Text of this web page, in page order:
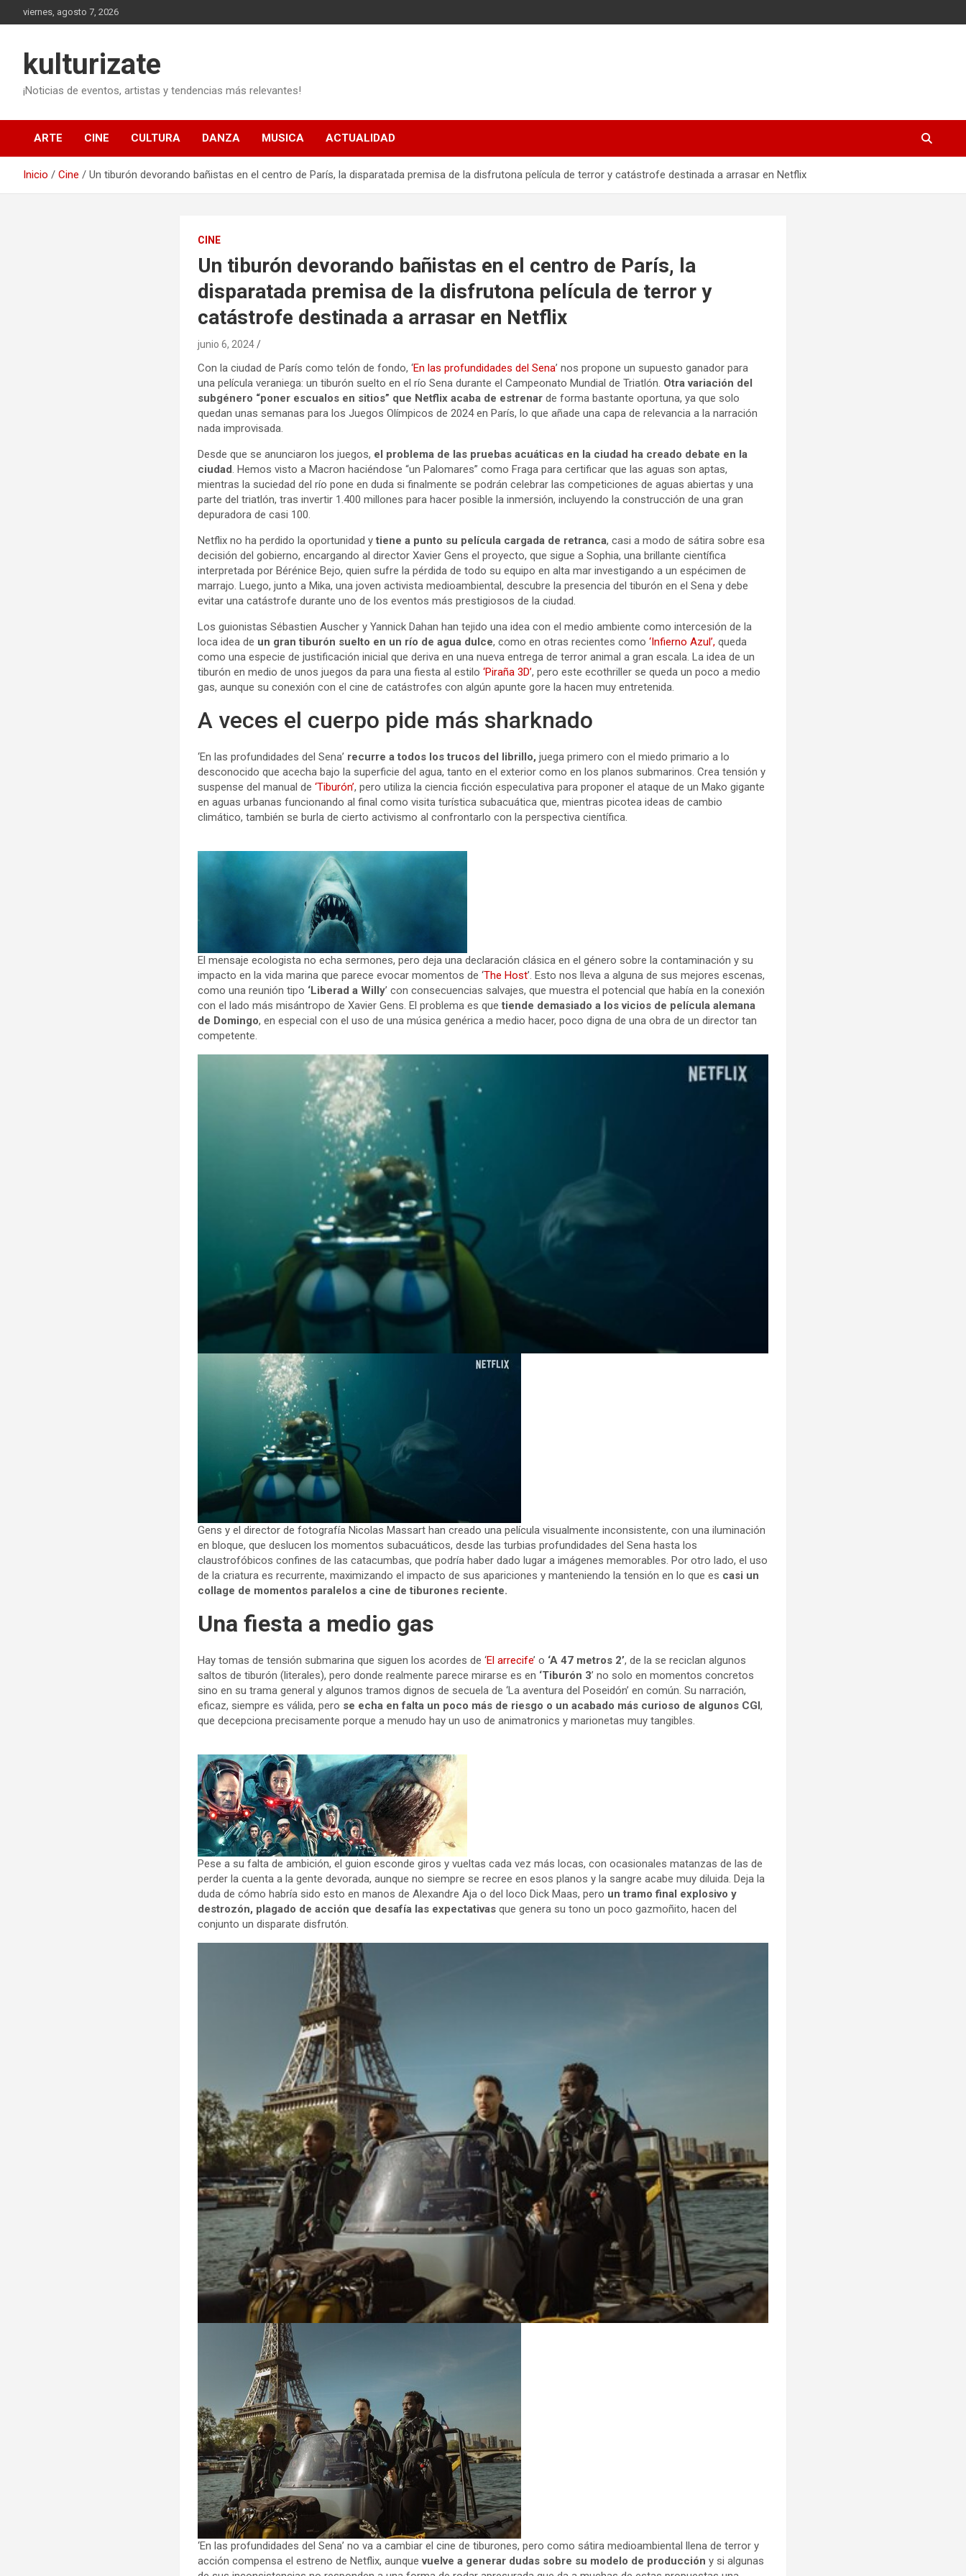
al
viernes, agosto 7, 2026
kulturizate
¡Noticias de eventos, artistas y tendencias más relevantes!
ARTE CINE CULTURA DANZA MUSICA ACTUALIDAD
Inicio Cine Un tiburón devorando bañistas en el centro de París, la disparatada premisa de la disfrutona película de terror y catástrofe destinada a arrasar en Netflix
CINE
Un tiburón devorando bañistas en el centro de París, la
disparatada premisa de la disfrutona película de terror y
catástrofe destinada a arrasar en Netflix
junio 6, 2024
Con la ciudad de París como telón de fondo, ‘En las profundidades del Sena’ nos propone un supuesto ganador para
una película veraniega: un tiburón suelto en el río Sena durante el Campeonato Mundial de Triatlón. Otra variación del
subgénero “poner escualos en sitios” que Netflix acaba de estrenar de forma bastante oportuna, ya que solo
quedan unas semanas para los Juegos Olímpicos de 2024 en París, lo que añade una capa de relevancia a la narración
nada improvisada.
Desde que se anunciaron los juegos, el problema de las pruebas acuáticas en la ciudad ha creado debate en la
ciudad. Hemos visto a Macron haciéndose “un Palomares” como Fraga para certificar que las aguas son aptas,
mientras la suciedad del río pone en duda si finalmente se podrán celebrar las competiciones de aguas abiertas y una
parte del triatlón, tras invertir 1.400 millones para hacer posible la inmersión, incluyendo la construcción de una gran
depuradora de casi 100.
Netflix no ha perdido la oportunidad ytiene a punto su película cargada de retranca, casi a modo de sátira sobre esa
decisión del gobierno, encargando al director Xavier Gens el proyecto, que sigue a Sophia, una brillante científica
interpretada por Bérénice Bejo, quien sufre la pérdida de todo su equipo en alta mar investigando a un espécimen de
marrajo. Luego, junto a Mika, una joven activista medioambiental, descubre la presencia del tiburón en el Sena y debe
evitar una catástrofe durante uno de los eventos más prestigiosos de la ciudad.
Los guionistas Sébastien Auscher y Yannick Dahan han tejido una idea con el medio ambiente como intercesión de la
loca idea de un gran tiburón suelto en un río de agua dulce, como en otras recientes como ‘Infierno Azul’, queda
como una especie de justificación inicial que deriva en una nueva entrega de terror animal a gran escala. La idea de un
tiburón en medio de unos juegos da para una fiesta al estilo‘Piraña 3D’, pero este ecothriller se queda un poco a medio
gas, aunque su conexión con el cine de catástrofes con algún apunte gore la hacen muy entretenida.
A veces el cuerpo pide más sharknado
‘En las profundidades del Sena’ recurre a todos los trucos del librillo, juega primero con el miedo primario a lo
desconocido que acecha bajo la superficie del agua, tanto en el exterior como en los planos submarinos. Crea tensión y
suspense del manual de‘Tiburón’, pero utiliza la ciencia ficción especulativa para proponer el ataque de un Mako gigante
en aguas urbanas funcionando al final como visita turística subacuática que, mientras picotea ideas de cambio
climático, también se burla de cierto activismo al confrontarlo con la perspectiva científica.
El mensaje ecologista no echa sermones, pero deja una declaración clásica en el género sobre la contaminación y su
impacto en la vida marina que parece evocar momentos de ‘The Host’. Esto nos lleva a alguna de sus mejores escenas,
como una reunión tipo ‘Liberad a Willy’ con consecuencias salvajes, que muestra el potencial que había en la conexión
con el lado más misántropo de Xavier Gens. El problema es quetiende demasiado a los vicios de película alemana
de Domingo, en especial con el uso de una música genérica a medio hacer, poco digna de una obra de un director tan
competente.
Gens y el director de fotografía Nicolas Massart han creado una película visualmente inconsistente, con una iluminación
en bloque, que deslucen los momentos subacuáticos, desde las turbias profundidades del Sena hasta los
claustrofóbicos confines de las catacumbas, que podría haber dado lugar a imágenes memorables. Por otro lado, el uso
de la criatura es recurrente, maximizando el impacto de sus apariciones y manteniendo la tensión en lo que es casi un
collage de momentos paralelos a cine de tiburones reciente.
Una fiesta a medio gas
Hay tomas de tensión submarina que siguen los acordes de ‘El arrecife’ o ‘A 47 metros 2’, de la se reciclan algunos
saltos de tiburón (literales), pero donde realmente parece mirarse es en ‘Tiburón 3’ no solo en momentos concretos
sino en su trama general y algunos tramos dignos de secuela de ‘La aventura del Poseidón’ en común. Su narración,
eficaz, siempre es válida, pero se echa en falta un poco más de riesgo o un acabado más curioso de algunos CGI,
que decepciona precisamente porque a menudo hay un uso de animatronics y marionetas muy tangibles.
Pese a su falta de ambición, el guion esconde giros y vueltas cada vez más locas, con ocasionales matanzas de las de
perder la cuenta a la gente devorada, aunque no siempre se recree en esos planos y la sangre acabe muy diluida. Deja la
duda de cómo habría sido esto en manos de Alexandre Aja o del loco Dick Maas, pero un tramo final explosivo y
destrozón, plagado de acción que desafía las expectativas que genera su tono un poco gazmoñito, hacen del
conjunto un disparate disfrutón.
‘En las profundidades del Sena’ no va a cambiar el cine de tiburones, pero como sátira medioambiental llena de terror y
acción compensa el estreno de Netflix, aunquevuelve a generar dudas sobre su modelo de producción y si algunas